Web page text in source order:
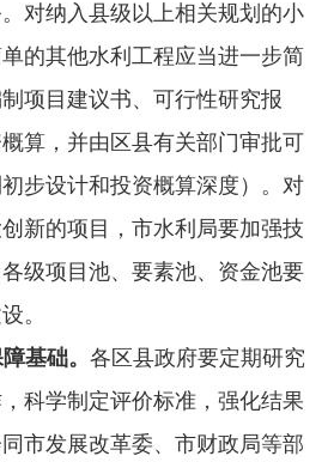
对纳入县级以上相关规划的小
的其他水利工程应当进一步简
项目建议书、可行性研究报
算，并由区县有关部门审批可
步设计和投资概算深度）。对
新的项目，市水利局要加强技
级项目池、要素池、资金池要
。
基础。 各区县政府要定期研究
科学制定评价标准，强化结果
市发展改革委、市财政局等部